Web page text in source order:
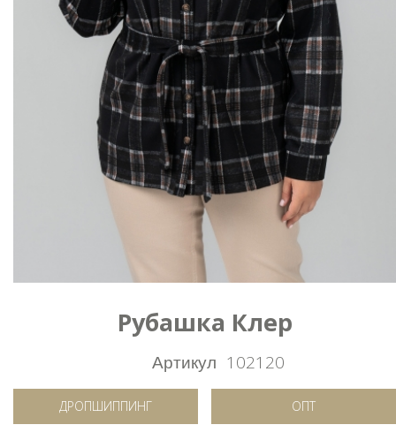
Рубашка Клер
Артикул 102120
ДРОПШИППИНГ ОПТ